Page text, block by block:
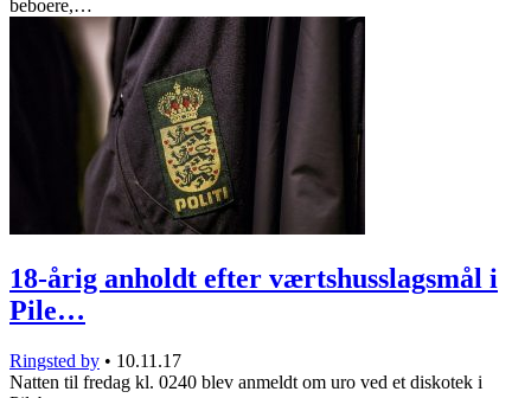
beboere,…
18-årig anholdt efter værtshusslagsmål i
Pile…
Ringsted by • 10.11.17
Natten til fredag kl. 0240 blev anmeldt om uro ved et diskotek i